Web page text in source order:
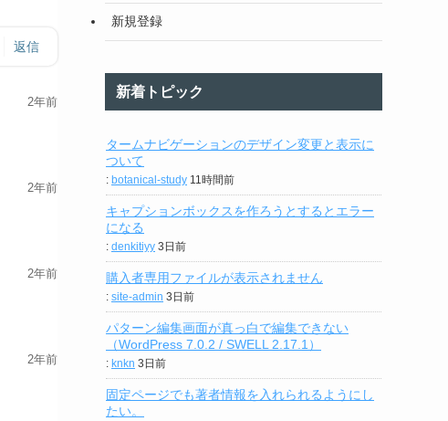
返信
2年前
2年前
2年前
2年前
新規登録
新着トピック
タームナビゲーションのデザイン変更と表示に
ついて
: botanical-study 11時間前
キャプションボックスを作ろうとするとエラー
になる
: denkitiyy 3日前
購入者専用ファイルが表示されません
: site-admin 3日前
パターン編集画面が真っ白で編集できない
（WordPress 7.0.2 / SWELL 2.17.1）
: knkn 3日前
固定ページでも著者情報を入れられるようにし
たい。